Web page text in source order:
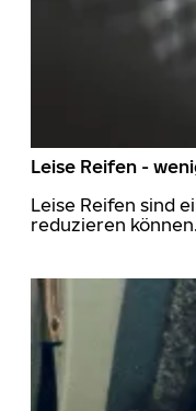
Leise Reifen -
Leise Reifen sind
reduzieren können.